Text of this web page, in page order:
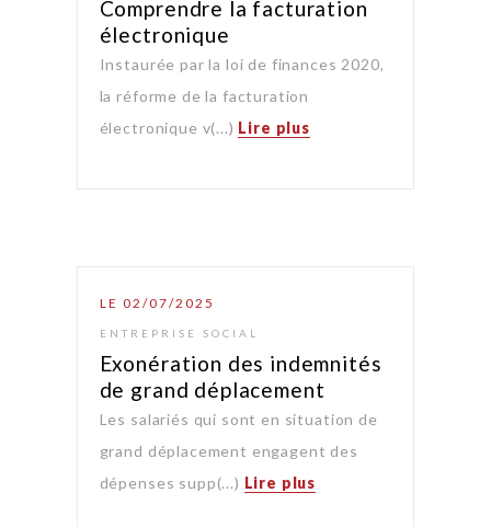
Comprendre la facturation
électronique
Instaurée par la loi de finances 2020,
la réforme de la facturation
électronique v(...) Lire plus
LE 02/07/2025
ENTREPRISE SOCIAL
Exonération des indemnités
de grand déplacement
Les salariés qui sont en situation de
grand déplacement engagent des
dépenses supp(...) Lire plus